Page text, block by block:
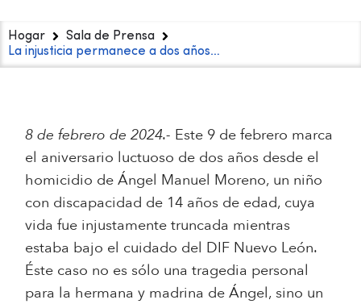
Hogar
Sala de Prensa
La injusticia permanece a dos años…
8 de febrero de 2024.- Este 9 de febrero marca
el aniversario luctuoso de dos años desde el
homicidio de Ángel Manuel Moreno, un niño
con discapacidad de 14 años de edad, cuya
vida fue injustamente truncada mientras
estaba bajo el cuidado del DIF Nuevo León.
Éste caso no es sólo una tragedia personal
para la hermana y madrina de Ángel, sino un